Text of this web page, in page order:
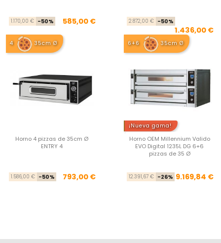
Precio base
1.170,00 € -50% Precio
585,00 € 2.872,00 € -50%
1.436,00 €
4 35cm Ø
Horno 4 pizzas de 35cm Ø
ENTRY 4
Precio base
1.586,00 € -50% Precio
793,00 €
6+6 35cm Ø
¡Nueva gama!
Horno OEM Millennium Valido
EVO Digital 1235L DG 6+6
pizzas de 35 Ø
12.391,67 € -26% 9.169,84 €